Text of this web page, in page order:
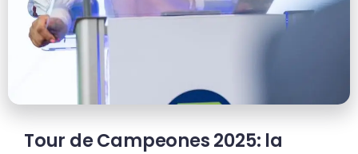
Tour de Campeones 2025: la